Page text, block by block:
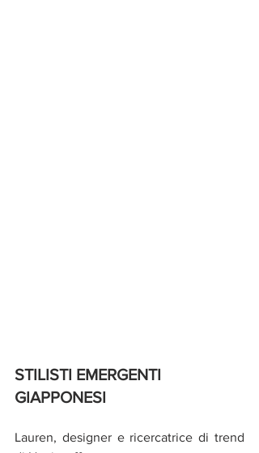
STILISTI EMERGENTI
GIAPPONESI
Lauren, designer e ricercatrice di trend